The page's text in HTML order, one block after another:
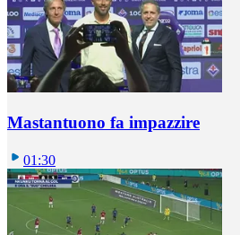
Mastantuono fa impazzire
01:30